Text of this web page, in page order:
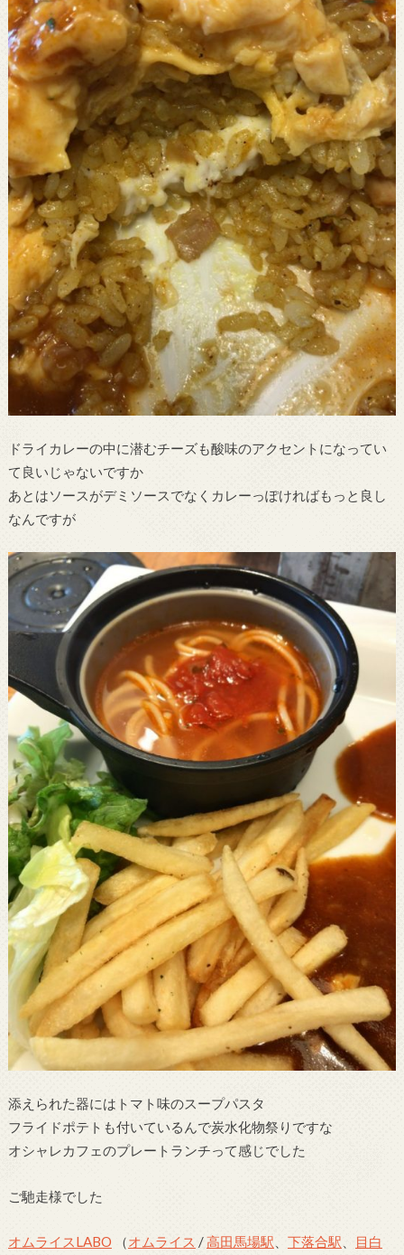
ドライカレーの中に潜むチーズも酸味のアクセントになってい
て良いじゃないですか
あとはソースがデミソースでなくカレーっぽければもっと良し
なんですが
添えられた器にはトマト味のスープパスタ
フライドポテトも付いているんで炭水化物祭りですな
オシャレカフェのプレートランチって感じでした
ご馳走様でした
オムライスLABO （オムライス /高田馬場駅 下落合駅
目白